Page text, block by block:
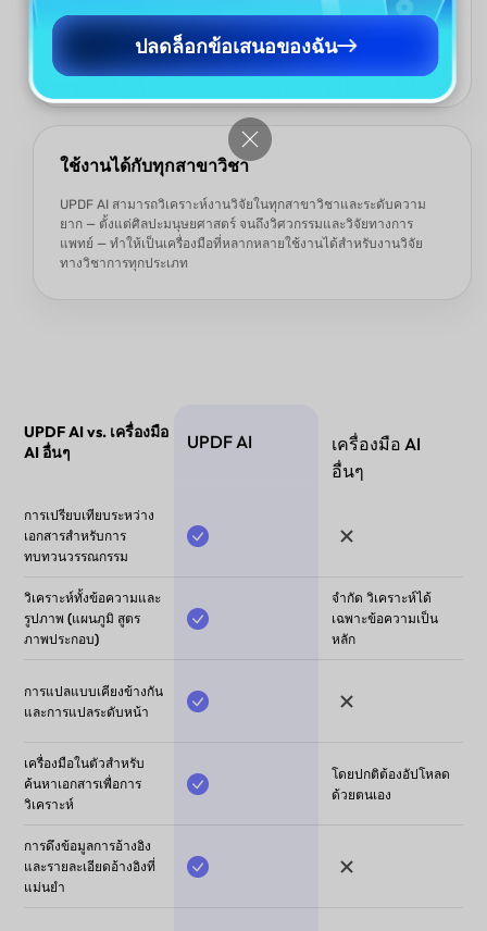
UPDF AI บันทึกประวัติการแชทเต็มรูปแบบสำหรับแต่ละงานวิจัยและ
เก็บไฟล์ที่เปิดทั้งหมดอย่างปลอดภัย ทำให้คุณสามารถกลับมาดู
คำถามและเอกสารก่อนหน้านี้ได้ตลอดเวลาโดยไม่สูญเสียความ
ก้าวหน้าที่เคยทำไว้
ใช้งานได้กับทุกสาขาวิชา
UPDF AI สามารถวิเคราะห์งานวิจัยในทุกสาขาวิชาและระดับความ
ยาก — ตั้งแต่ศิลปะมนุษยศาสตร์ จนถึงวิศวกรรมและวิจัยทางการ
แพทย์ — ทำให้เป็นเครื่องมือที่หลากหลายใช้งานได้สำหรับงานวิจัย
ทางวิชาการทุกประเภท
UPDF AI vs. เครื่องมือ
AI อื่นๆ
UPDF AI
เครื่องมือ AI
อื่นๆ
การเปรียบเทียบระหว่าง
เอกสารสำหรับการ
ทบทวนวรรณกรรม
วิเคราะห์ทั้งข้อความและ
รูปภาพ (แผนภูมิ สูตร
ภาพประกอบ)
จำกัด วิเคราะห์ได้
เฉพาะข้อความเป็น
หลัก
การแปลแบบเคียงข้างกัน
และการแปลระดับหน้า
เครื่องมือในตัวสำหรับ
ค้นหาเอกสารเพื่อการ
วิเคราะห์
โดยปกติต้องอัปโหลด
ด้วยตนเอง
การดึงข้อมูลการอ้างอิง
และรายละเอียดอ้างอิงที่
แม่นยำ
ปลดล็อกข้อเสนอของฉัน